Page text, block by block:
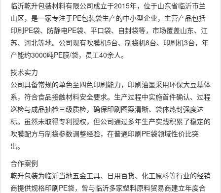
临沂乾升包装材料有限公司成立于2015年，位于山东省临沂市兰
山区，是一家专注于PE包装袋生产的中小型企业，主营产品包括
印刷PE袋、防静电PE袋、平口袋、自封袋等，市场覆盖山东、江
苏、河北等地。公司现有吹膜机5台、制袋机8台、印刷机3台，年
产能约3000吨PE膜/袋，员工40余人。
技术实力
公司具备常规的单色至四色印刷能力，印刷油墨采用环保大豆基体
系，符合食品接触材料安全要求。生产过程中实施首件确认、过程
巡检与成品抽检三级质检，确保印刷图案清晰、袋体热封强度达
标。虽然未取得专利授权，但公司通过多年生产实践积累了稳定的
吹膜配方与制袋参数调整经验，在普通印刷PE袋领域性价比突
出。
合作案例
乾升包装为临沂当地五金工具、日用百货、化工原料等行业的经销
商提供规格印刷PE袋，曾与临沂多家塑料原料贸易商建立年度合